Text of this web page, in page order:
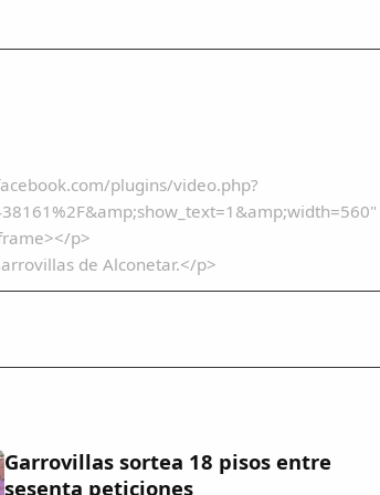
plugins/video.php?
p>
de Alconetar.</p>
Garrovillas sortea 18 pisos entre
sesenta peticiones